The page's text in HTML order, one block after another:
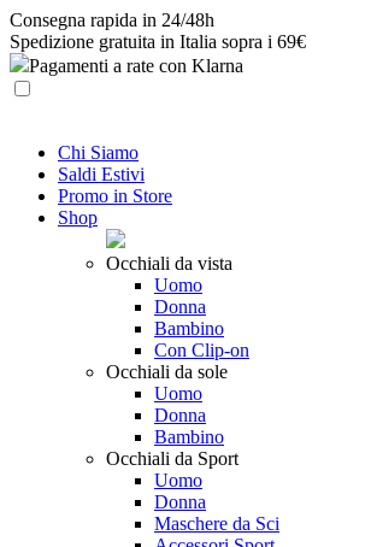
Skip
to
content
Consegna rapida in 24/48h
Spedizione gratuita in Italia sopra i 69€
Pagamenti a rate con Klarna
Chi Siamo
Saldi Estivi
Promo in Store
Shop
Occhiali da vista
Uomo
Donna
Bambino
Con Clip-on
Occhiali da sole
Uomo
Donna
Bambino
Occhiali da Sport
Uomo
Donna
Maschere da Sci